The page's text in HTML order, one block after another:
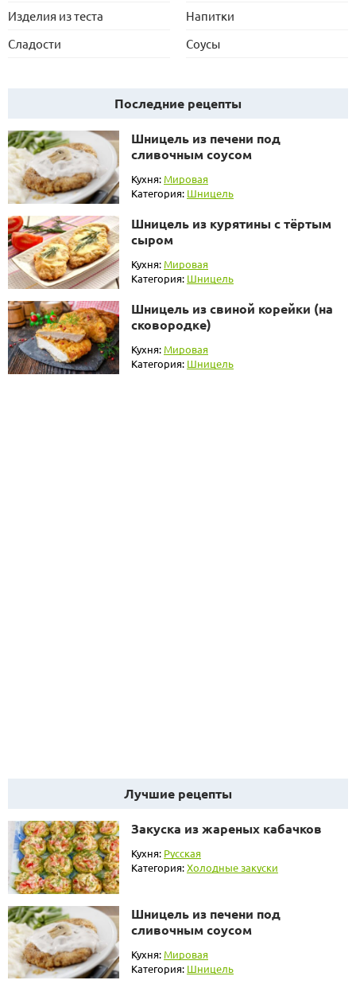
Изделия из теста
Напитки
Сладости
Соусы
Последние рецепты
Шницель из печени под
сливочным соусом
Кухня: Мировая
Категория: Шницель
Шницель из курятины с тёртым
сыром
Кухня: Мировая
Категория: Шницель
Шницель из свиной корейки (на
сковородке)
Кухня: Мировая
Категория: Шницель
Лучшие рецепты
Закуска из жареных кабачков
Кухня: Русская
Категория:Холодные закуски
Шницель из печени под
сливочным соусом
Кухня: Мировая
Категория: Шницель